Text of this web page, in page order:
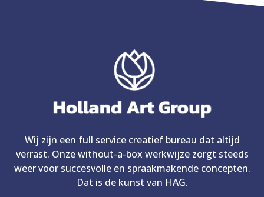
Wij zijn een full service creatief bureau dat altijd
verrast. Onze without-a-box werkwijze zorgt steeds
weer voor succesvolle en spraakmakende concepten.
Dat is de kunst van HAG.